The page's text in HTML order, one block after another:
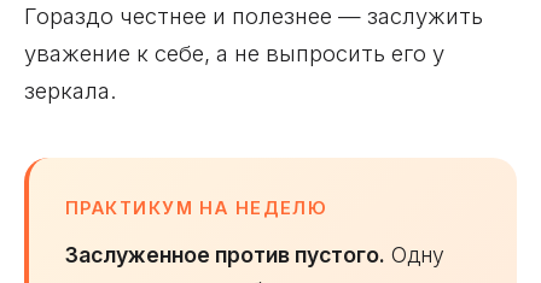
Гораздо честнее и полезнее — заслужить
уважение к себе, а не выпросить его у
зеркала.
ПРАКТИКУМ НА НЕДЕЛЮ
Заслуженное против пустого. Одну